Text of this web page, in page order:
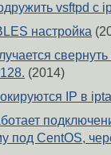
vsftpd с
настройка
(2014)
IP в
под CentOS,